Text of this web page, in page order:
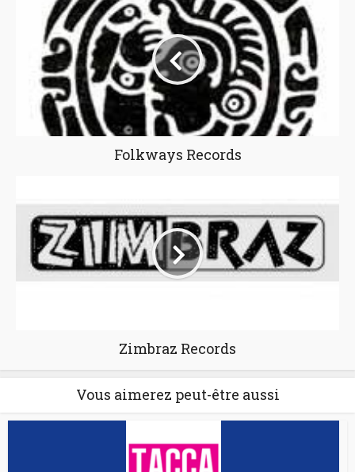
Folkways Records
Zimbraz Records
Vous aimerez peut-être aussi